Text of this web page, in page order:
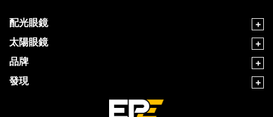
配光眼鏡
太陽眼鏡
品牌
發現